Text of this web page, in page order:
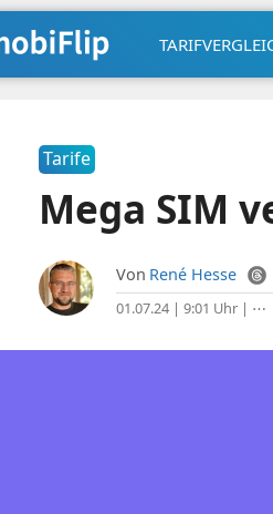
Tarife
Mega SIM
Von René Hesse
01.07.24 | 9:01 Uhr| ⋯